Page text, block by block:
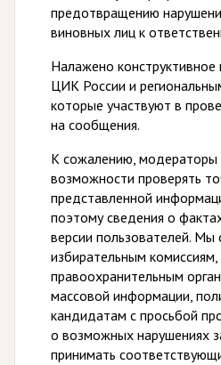
предотвращению
виновных лиц к
Налажено конструктивное
ЦИК России и
которые участвуют в
на сообщения.
К сожалению, модераторы
возможности проверять
представленной
поэтому сведения о
версии пользователей.
избирательным комиссиям,
правоохранительным
массовой информации,
кандидатам с просьбой
о возможных нарушениях
принимать